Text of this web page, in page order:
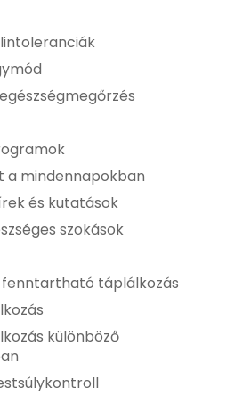
a mindennapokban
és kutatások
szokások
fenntartható táplálkozás
különböző